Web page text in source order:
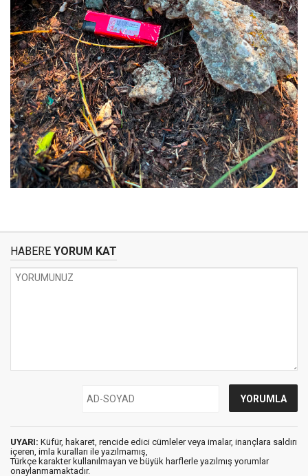
HABERE YORUM KAT
UYARI: Küfür, hakaret, rencide edici cümleler veya imalar, inançlara saldırı
içeren, imla kuralları ile yazılmamış,
Türkçe karakter kullanılmayan ve büyük harflerle yazılmış yorumlar
onaylanmamaktadır.